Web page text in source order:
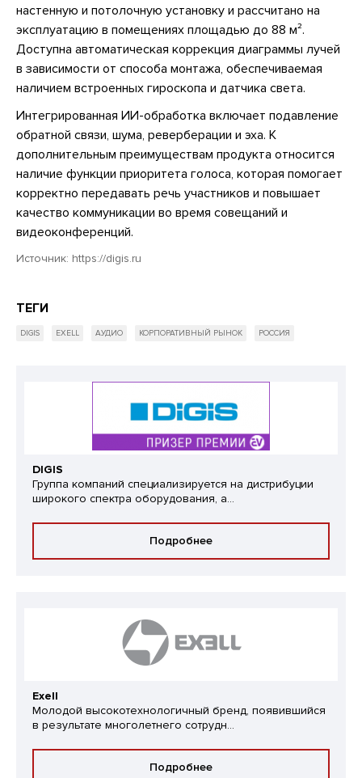
настенную и потолочную установку и рассчитано на
эксплуатацию в помещениях площадью до 88 м².
Доступна автоматическая коррекция диаграммы лучей
в зависимости от способа монтажа, обеспечиваемая
наличием встроенных гироскопа и датчика света.
Интегрированная ИИ-обработка включает подавление
обратной связи, шума, реверберации и эха. К
дополнительным преимуществам продукта относится
наличие функции приоритета голоса, которая помогает
корректно передавать речь участников и повышает
качество коммуникации во время совещаний и
видеоконференций.
Источник: https://digis.ru
ТЕГИ
DIGIS EXELL АУДИО КОРПОРАТИВНЫЙ РЫНОК РОССИЯ
DIGIS
Группа компаний специализируется на дистрибуции
широкого спектра оборудования, а...
Подробнее
Exell
Молодой высокотехнологичный бренд, появившийся
в результате многолетнего сотрудн...
Подробнее